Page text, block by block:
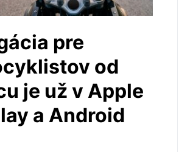
pre
od
je už v Apple
a Android